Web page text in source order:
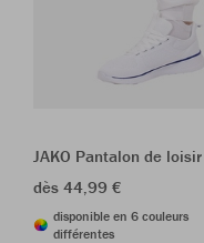
JAKO Pantalon de
dès 44,99 €
disponible en 6 couleurs
différentes